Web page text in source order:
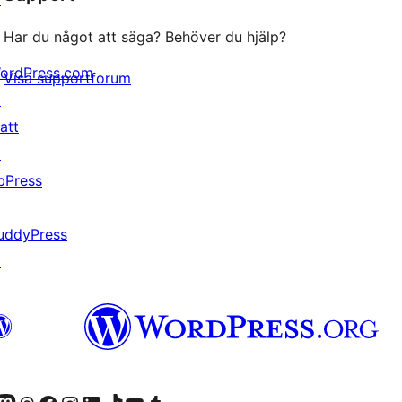
Har du något att säga? Behöver du hjälp?
Visa supportforum